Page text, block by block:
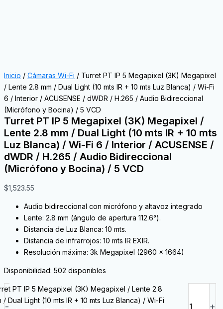
Inicio / Cámaras Wi-Fi / Turret PT IP 5 Megapixel (3K) Megapixel
/ Lente 2.8 mm / Dual Light (10 mts IR + 10 mts Luz Blanca) / Wi-Fi
6 / Interior / ACUSENSE / dWDR / H.265 / Audio Bidireccional
(Micrófono y Bocina) / 5 VCD
Turret PT IP 5 Megapixel (3K) Megapixel /
Lente 2.8 mm / Dual Light (10 mts IR + 10 mts
Luz Blanca) / Wi-Fi 6 / Interior / ACUSENSE /
dWDR / H.265 / Audio Bidireccional
(Micrófono y Bocina) / 5 VCD
$1,523.55
Audio bidireccional con micrófono y altavoz integrado
Lente: 2.8 mm (ángulo de apertura 112.6°).
Distancia de Luz Blanca: 10 mts.
Distancia de infrarrojos: 10 mts IR EXIR.
Resolución máxima: 3k Megapixel (2960 × 1664)
Disponibilidad: 502 disponibles
-
PT IP 5 Megapixel (3K) Megapixel / Lente 2.8
/ Dual Light (10 mts IR + 10 mts Luz Blanca) / Wi-Fi
+